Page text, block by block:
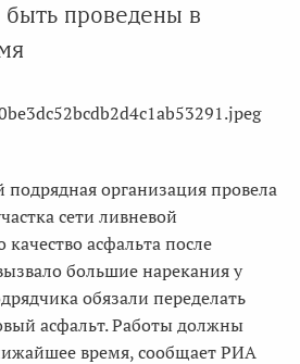
проведены в
организация провела
сети ливневой
асфальта после
большие нарекания у
обязали переделать
асфальт. Работы должны
время, сообщает РИА